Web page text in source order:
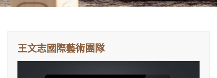
王文志國際藝術團隊